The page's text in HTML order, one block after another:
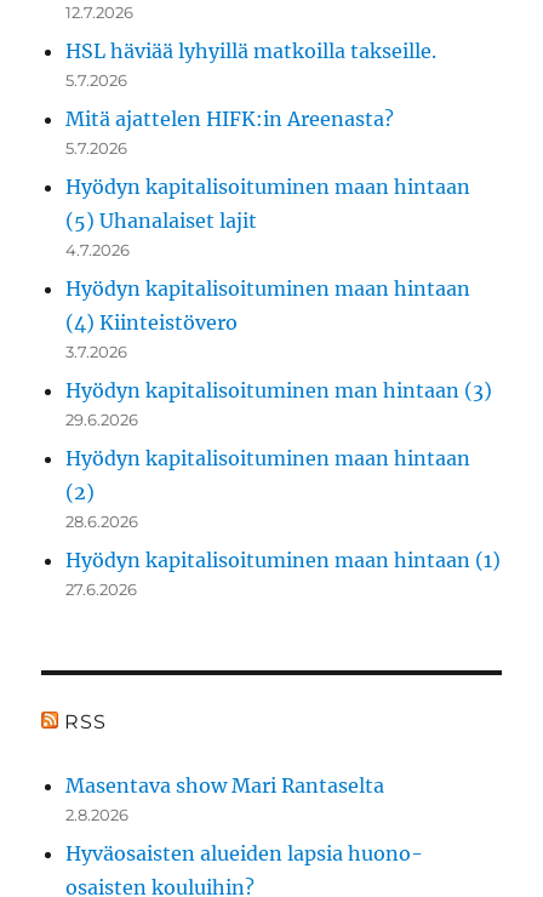
12.7.2026
HSL häviää lyhyillä matkoilla takseille.
5.7.2026
Mitä ajattelen HIFK:in Areenasta?
5.7.2026
Hyödyn kapitalisoituminen maan hintaan
(5) Uhanalaiset lajit
4.7.2026
Hyödyn kapitalisoituminen maan hintaan
(4) Kiinteistövero
3.7.2026
Hyödyn kapitalisoituminen man hintaan (3)
29.6.2026
Hyödyn kapitalisoituminen maan hintaan
(2)
28.6.2026
Hyödyn kapitalisoituminen maan hintaan (1)
27.6.2026
RSS
Masentava show Mari Rantaselta
2.8.2026
Hyväosaisten alueiden lapsia huono-
osaisten kouluihin?